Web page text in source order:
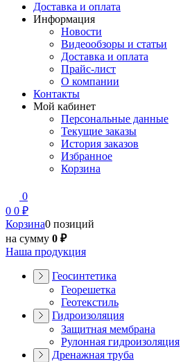
Доставка и оплата
Информация
Новости
Видеообзоры и статьи
Доставка и оплата
Прайс-лист
О компании
Контакты
Мой кабинет
Персональные данные
Текущие заказы
История заказов
Избранное
Корзина
0
0 0 ₽
Корзина0 позиций
на сумму 0 ₽
Наша продукция
Геосинтетика
Георешетка
Геотекстиль
Гидроизоляция
Защитная мембрана
Рулонная гидроизоляция
Дренажная труба